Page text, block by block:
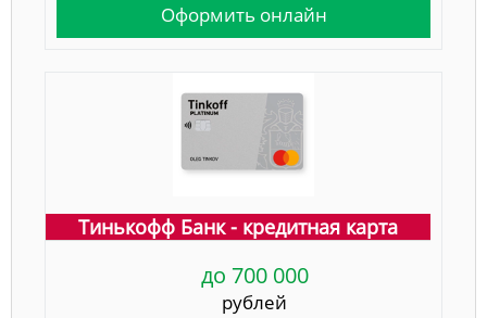
Оформить онлайн
Тинькофф Банк - кредитная карта
до 700 000
рублей